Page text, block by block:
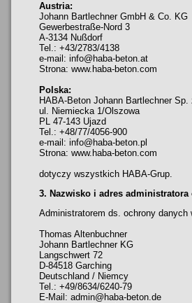
Austria:
Johann Bartlechner GmbH & Co. KG
Gewerbestraße-Nord 3
A-3134 Nußdorf
Tel.: +43/2783/4138
e-mail: info@haba-beton.at
Strona: www.haba-beton.com
Polska:
HABA-Beton Johann Bartlechner Sp.
ul. Niemiecka 1/Olszowa
PL 47-143 Ujazd
Tel.: +48/77/4056-900
e-mail: info@haba-beton.pl
Strona: www.haba-beton.com
dotyczy wszystkich HABA-Grup.
3. Nazwisko i adres
Administratorem ds. ochrony danych
Thomas Altenbuchner
Johann Bartlechner KG
Langschwert 72
D-84518 Garching
Deutschland / Niemcy
Tel.: +49/8634/6240-79
E-Mail: admin@haba-beton.de